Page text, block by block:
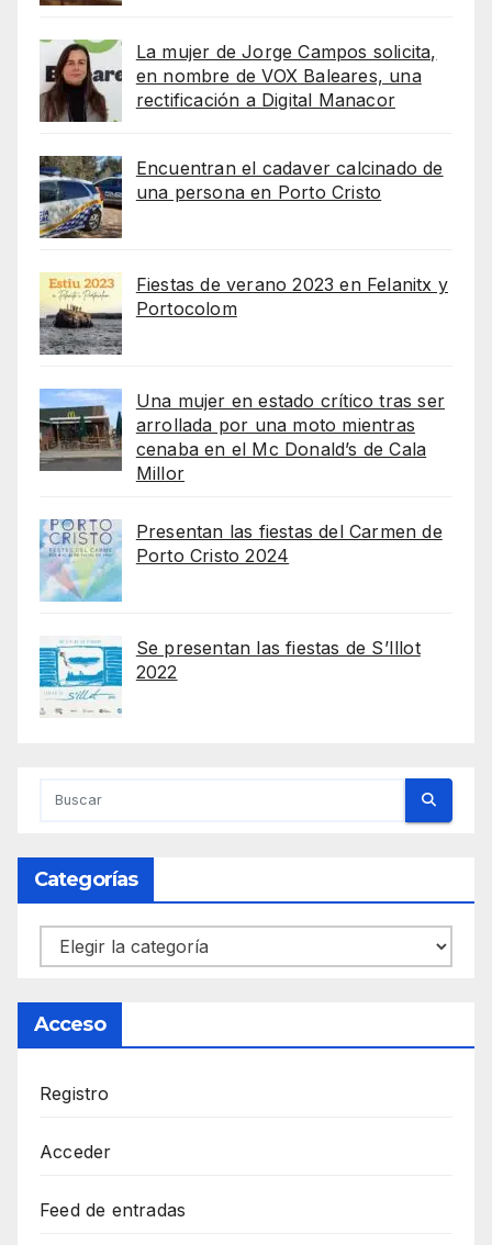
La mujer de Jorge Campos solicita,
en nombre de VOX Baleares, una
rectificación a Digital Manacor
Encuentran el cadaver calcinado de
una persona en Porto Cristo
Fiestas de verano 2023 en Felanitx y
Portocolom
Una mujer en estado crítico tras ser
arrollada por una moto mientras
cenaba en el Mc Donald’s de Cala
Millor
Presentan las fiestas del Carmen de
Porto Cristo 2024
Se presentan las fiestas de S’Illot
2022
Categorías
Categorías
Acceso
Registro
Acceder
Feed de entradas